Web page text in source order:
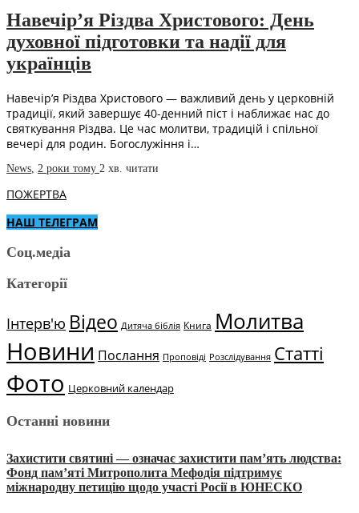
Навечір’я Різдва Христового: День
духовної підготовки та надії для
українців
Навечір’я Різдва Христового — важливий день у церковній
традиції, який завершує 40-денний піст і наближає нас до
святкування Різдва. Це час молитви, традицій і спільної
вечері для родин. Богослужіння і…
News, 2 роки тому 2 хв. читати
ПОЖЕРТВА
НАШ ТЕЛЕГРАМ
Соц.медіа
Категорії
Інтерв'ю Відео Дитяча біблія Книга Молитва
Новини Послання Проповіді Розслідування Статті
Фото Церковний календар
Останні новини
Захистити святині — означає захистити пам’ять людства:
Фонд пам’яті Митрополита Мефодія підтримує
міжнародну петицію щодо участі Росії в ЮНЕСКО